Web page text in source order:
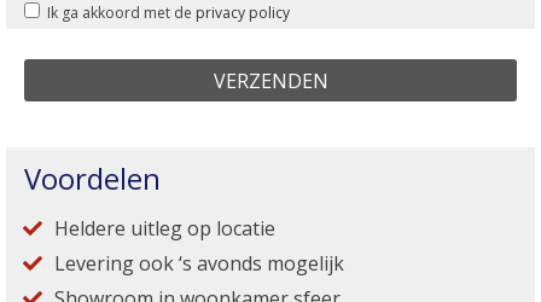
Ik ga akkoord met de privacy policy
Voordelen
Heldere uitleg op locatie
Levering ook ‘s avonds mogelijk